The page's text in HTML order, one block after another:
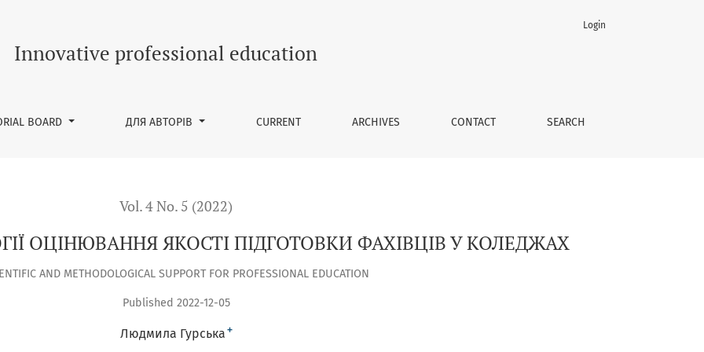
ПІДГОТОВКИ ФАХІВЦІВ У КОЛЕДЖАХ
Innovative professional education
BOARD ДЛЯ АВТОРІВ CURRENT ARCHIVES CONTACT SEARCH
Login
Vol. 4 No. 5 (2022)
ОЦІНЮВАННЯ ЯКОСТІ ПІДГОТОВКИ ФАХІВЦІВ У КОЛЕДЖАХ
AND METHODOLOGICAL SUPPORT FOR PROFESSIONAL EDUCATION
Published 2022-12-05
Людмила Гурська +